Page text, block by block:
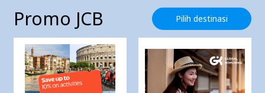
Promo JCB Pilih destinasi